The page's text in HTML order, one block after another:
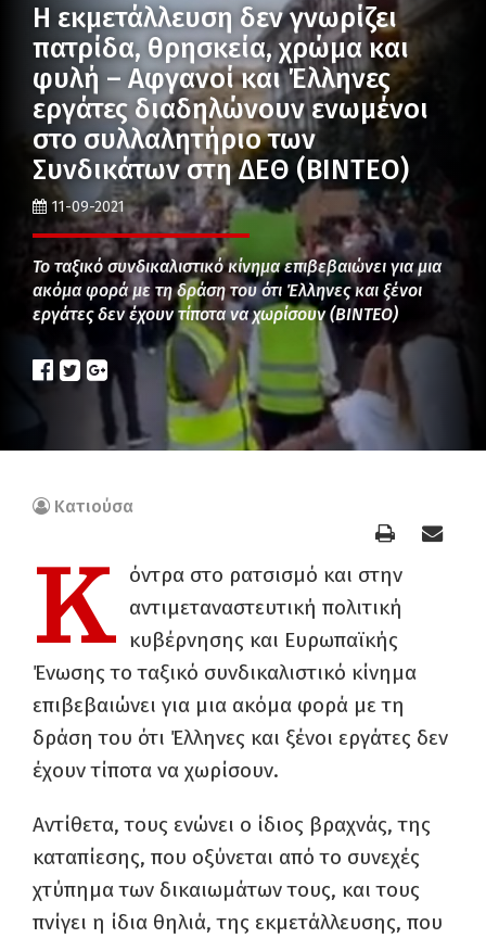
Η εκμετάλλευση δεν γνωρίζει
πατρίδα, θρησκεία, χρώμα και
φυλή – Αφγανοί και Έλληνες
εργάτες διαδηλώνουν ενωμένοι
στο συλλαλητήριο των
Συνδικάτων στη ΔΕΘ (ΒΙΝΤΕΟ)
11-09-2021
Το ταξικό συνδικαλιστικό κίνημα επιβεβαιώνει για μια
ακόμα φορά με τη δράση του ότι Έλληνες και ξένοι
εργάτες δεν έχουν τίποτα να χωρίσουν (ΒΙΝΤΕΟ)
Κατιούσα
Κ
όντρα στο ρατσισμό και στην
αντιμεταναστευτική πολιτική
κυβέρνησης και Ευρωπαϊκής
Ένωσης το ταξικό συνδικαλιστικό κίνημα
επιβεβαιώνει για μια ακόμα φορά με τη
δράση του ότι Έλληνες και ξένοι εργάτες δεν
έχουν τίποτα να χωρίσουν.
Αντίθετα, τους ενώνει ο ίδιος βραχνάς, της
καταπίεσης, που οξύνεται από το συνεχές
χτύπημα των δικαιωμάτων τους, και τους
πνίγει η ίδια θηλιά, της εκμετάλλευσης, που